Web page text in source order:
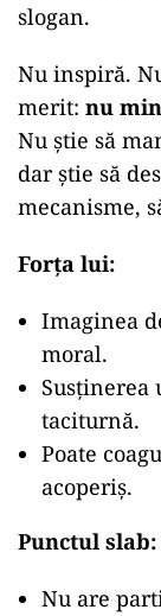
slogan.
Nu inspiră.
merit: nu
Nu știe să
dar știe să
mecanisme,
Forța lui:
Imaginea
moral.
Susținerea
taciturnă.
Poate
acoperiș.
Punctul slab:
Nu are